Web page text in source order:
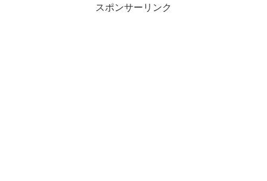
ーです。
スポンサーリンク